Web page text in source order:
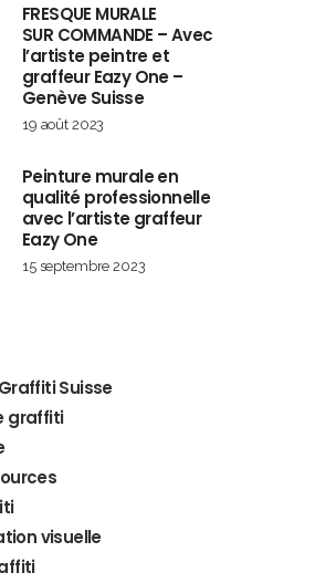
FRESQUE MURALE
SUR COMMANDE – Avec
l’artiste peintre et
graffeur Eazy One –
Genève Suisse
19 août 2023
Peinture murale en
qualité professionnelle
avec l’artiste graffeur
Eazy One
15 septembre 2023
Suisse
graffiti
visuelle